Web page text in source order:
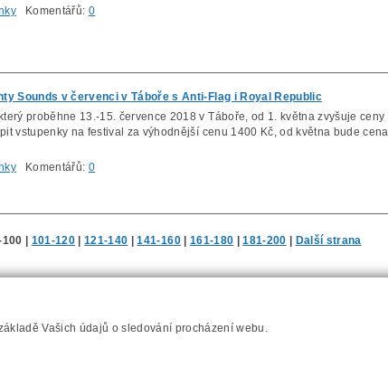
Komentářů: 0
Sounds v červenci v Táboře s Anti-Flag i Royal Republic
proběhne 13.-15. července 2018 v Táboře, od 1. května zvyšuje ceny
vstupenky na festival za výhodnější cenu 1400 Kč, od května bude
Komentářů: 0
100 101-120 |121-140 |141-160| 161-180 |181-200 Další strana
Vašich údajů o sledování procházení webu.